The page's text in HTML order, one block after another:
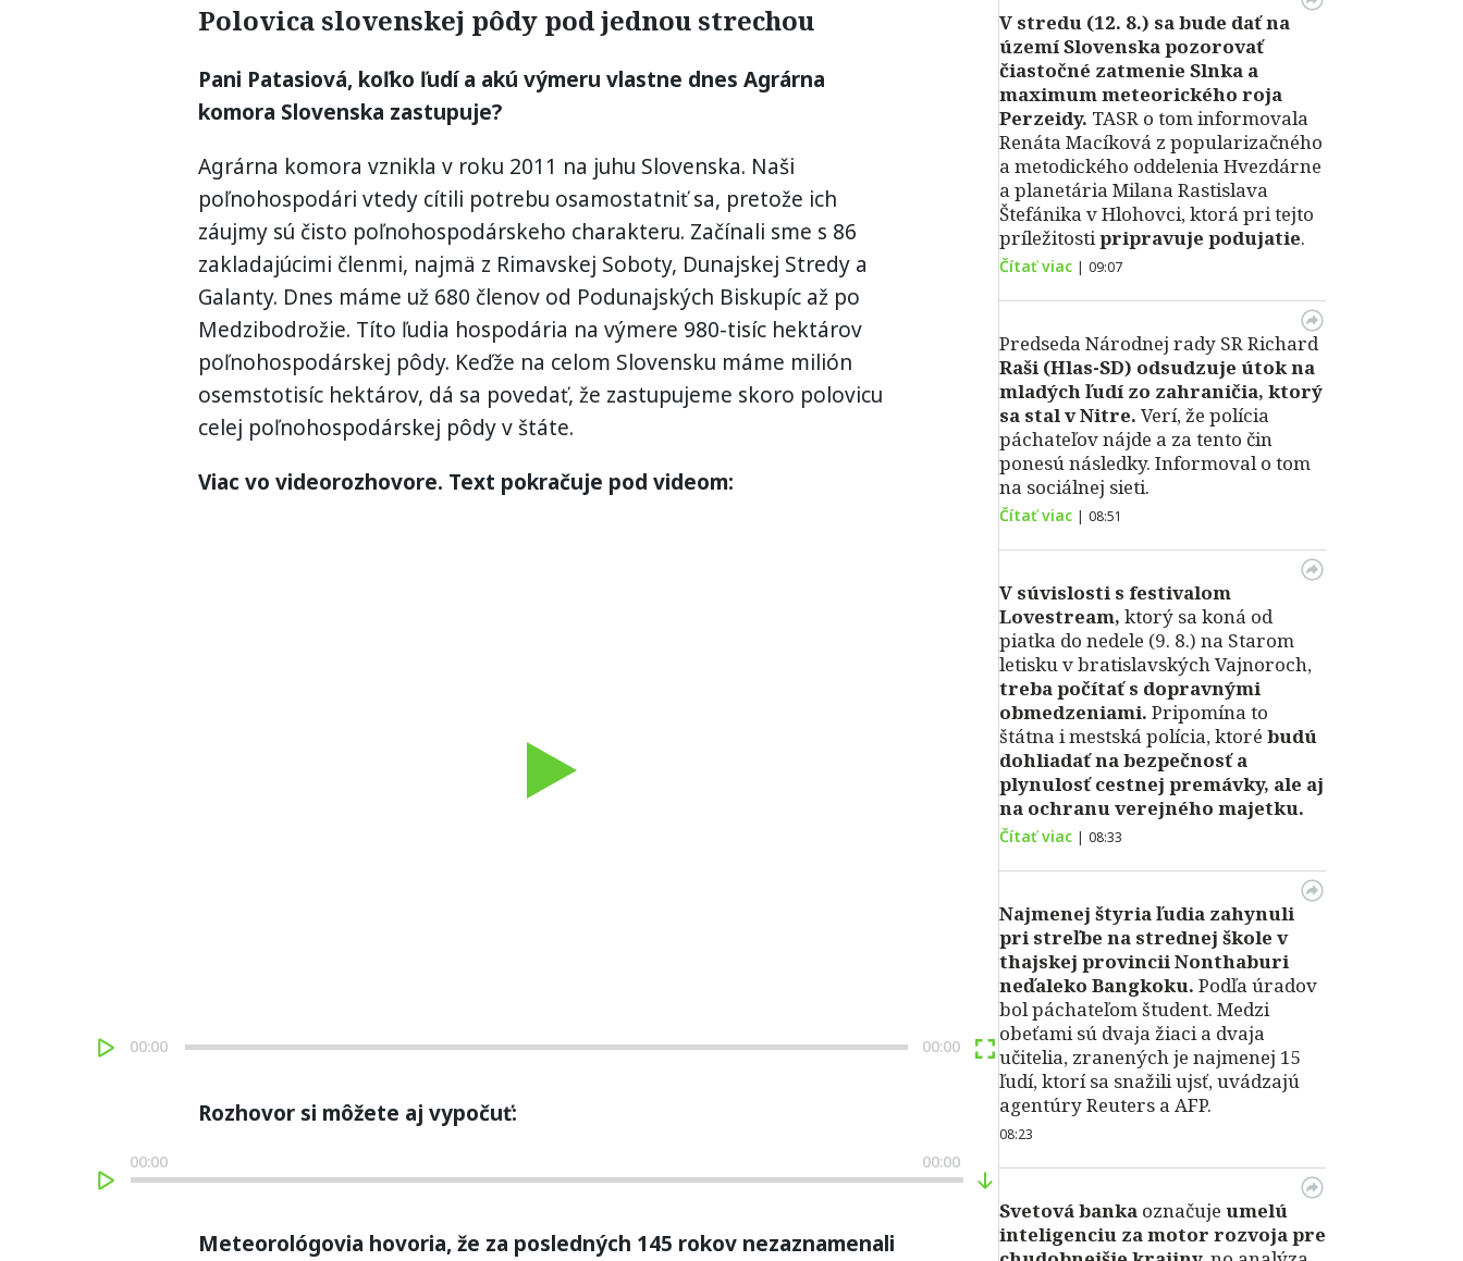
Polovica slovenskej pôdy pod jednou strechou
Pani Patasiová, koľko ľudí a akú výmeru vlastne dnes Agrárna
komora Slovenska zastupuje?
Agrárna komora vznikla v roku 2011 na juhu Slovenska. Naši
poľnohospodári vtedy cítili potrebu osamostatniť sa, pretože ich
záujmy sú čisto poľnohospodárskeho charakteru. Začínali sme s 86
zakladajúcimi členmi, najmä z Rimavskej Soboty, Dunajskej Stredy a
Galanty. Dnes máme už 680 členov od Podunajských Biskupíc až po
Medzibodrožie. Títo ľudia hospodária na výmere 980-tisíc hektárov
poľnohospodárskej pôdy. Keďže na celom Slovensku máme milión
osemstotisíc hektárov, dá sa povedať, že zastupujeme skoro polovicu
celej poľnohospodárskej pôdy v štáte.
Viac vo videorozhovore. Text pokračuje pod videom:
00:00 00:00
Rozhovor si môžete aj vypočuť:
00:00 00:00
Meteorológovia hovoria, že za posledných 145 rokov nezaznamenali
V stredu (12. 8.) sa bude dať na
území Slovenska pozorovať
čiastočné zatmenie Slnka a
maximum meteorického roja
Perzeidy. TASR o tom informovala
Renáta Macíková z popularizačného
a metodického oddelenia Hvezdárne
a planetária Milana Rastislava
Štefánika v Hlohovci, ktorá pri tejto
príležitostipripravuje podujatie.
Čítať viac | 09:07
Predseda Národnej rady SR Richard
Raši (Hlas-SD) odsudzuje útok na
mladých ľudí zo zahraničia, ktorý
sa stal v Nitre. Verí, že polícia
páchateľov nájde a za tento čin
ponesú následky. Informoval o tom
na sociálnej sieti.
Čítať viac | 08:51
V súvislosti s festivalom
Lovestream, ktorý sa koná od
piatka do nedele (9. 8.) na Starom
letisku v bratislavských Vajnoroch,
treba počítať s dopravnými
obmedzeniami. Pripomína to
štátna i mestská polícia, ktoré budú
dohliadať na bezpečnosť a
plynulosť cestnej premávky, ale aj
na ochranu verejného majetku.
Čítať viac | 08:33
Najmenej štyria ľudia zahynuli
pri streľbe na strednej škole v
thajskej provincii Nonthaburi
neďaleko Bangkoku. Podľa úradov
bol páchateľom študent. Medzi
obeťami sú dvaja žiaci a dvaja
učitelia, zranených je najmenej 15
ľudí, ktorí sa snažili ujsť, uvádzajú
agentúry Reuters a AFP.
08:23
Svetová banka označuje umelú
inteligenciu za motor rozvoja pre